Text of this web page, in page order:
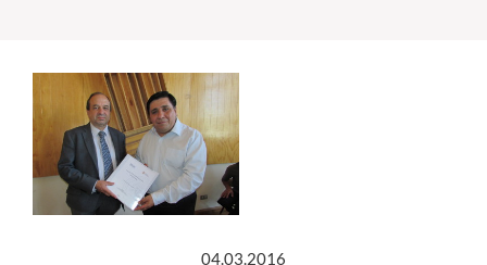
Funcionarios
Alumni
04.03.2016